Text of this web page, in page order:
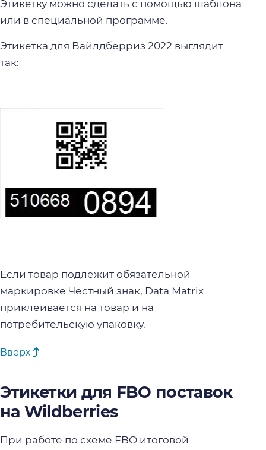
Этикетку можно сделать с помощью шаблона
или в специальной программе.
Этикетка для Вайлдберриз 2022 выглядит
так:
Если товар подлежит обязательной
маркировке Честный знак, Data Matrix
приклеивается на товар и на
потребительскую упаковку.
Вверх
Этикетки для FBO поставок
на Wildberries
При работе по схеме FBO итоговой